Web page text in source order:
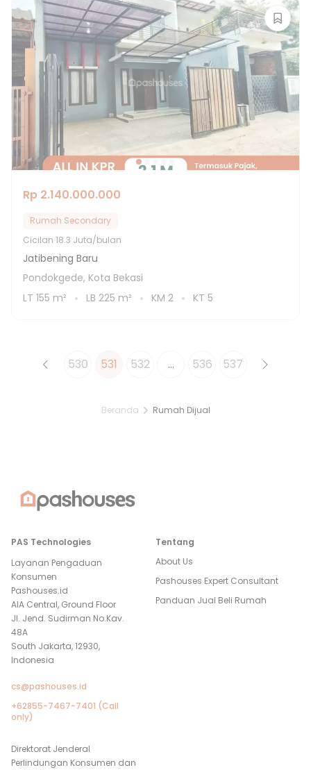
Rp 2.140.000.000
Rumah Secondary
Cicilan 18.3 Juta/bulan
Jatibening Baru
Pondokgede, Kota Bekasi
LT 155 m² LB 225 m² KM 2 KT 5
530 531 532 ... 536 537
Beranda Rumah Dijual
PAS Technologies
Layanan Pengaduan
Konsumen
Pashouses.id
AIA Central, Ground Floor
Jl. Jend. Sudirman No.Kav.
48A
South Jakarta, 12930,
Indonesia
cs@pashouses.id
+62855-7467-7401 (Call
only)
Direktorat Jenderal
Perlindungan Konsumen dan
Tentang
About Us
Pashouses Expert Consultant
Panduan Jual Beli Rumah